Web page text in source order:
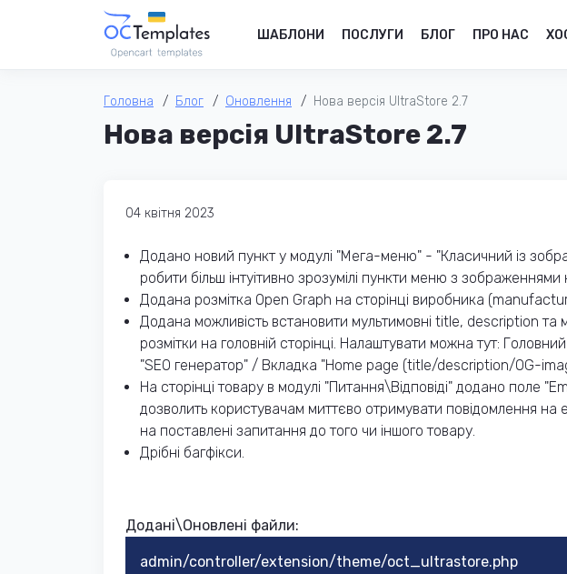
ШАБЛОНИ ПОСЛУГИ БЛОГ ПРО НАС
Головна Блог Оновлення Нова версія UltraStore 2.7
Нова версія UltraStore 2.7
04 квітня 2023
Додано новий пункт у модулі "Мега-меню" - "Класичний із
робити більш інтуітивно зрозумілі пункти меню з зображеннями
Додана розмітка Open Graph на сторінці виробника
Додана можливість встановити мультимовні title, description та
розмітки на головній сторінці. Налаштувати можна тут:
"SEO генератор" / Вкладка "Home page (title/description/OG-
На сторінці товару в модулі "Питання\Відповіді" додано поле
дозволить користувачам миттєво отримувати повідомлення на
на поставлені запитання до того чи іншого товару.
Дрібні багфікси.
Додані\Оновлені файли:
admin/controller/extension/theme/oct_ultrastore.php